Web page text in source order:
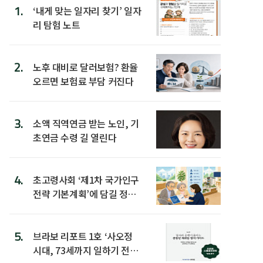
1.
‘내게 맞는 일자리 찾기’ 일자
리 탐험 노트
2.
노후 대비로 달러보험? 환율
오르면 보험료 부담 커진다
3.
소액 직역연금 받는 노인, 기
초연금 수령 길 열린다
4.
초고령사회 ‘제1차 국가인구
전략 기본계획’에 담길 정책
5.
브라보 리포트 1호 ‘사오정
시대, 73세까지 일하기 전략’